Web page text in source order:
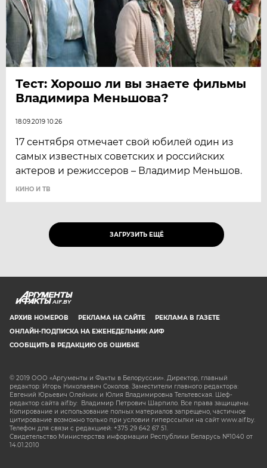
Тест: Хорошо ли вы знаете фильмы
Владимира Меньшова?
18.09.2019 10:26
17 сентября отмечает свой юбилей один из
самых известных советских и российских
актеров и режиссеров – Владимир Меньшов.
КИНО И ТВ
ЗАГРУЗИТЬ ЕЩЁ
AIF.BY
АРХИВ НОМЕРОВ РЕКЛАМА НА САЙТЕ
РЕКЛАМА В ГАЗЕТЕ
ОНЛАЙН-ПОДПИСКА НА ЕЖЕНЕДЕЛЬНИК АИФ
СООБЩИТЬ В РЕДАКЦИЮ ОБ ОШИБКЕ
© 2019 ООО «Аргументы и Факты в Белоруссии». Директор, главный
редактор: Игорь Николаевич Соколов. Заместители главного редактора:
Евгений Юрьевич Олейник и Юлия Владимировна Тельтевская. Шеф-
редактор сайта aif.by: Владимир Петрович Шарпило. Все права защищены.
Копирование и использование полных материалов запрещено, частичное
цитирование возможно только при условии гиперссылки на сайт www.aif.by.
Телефон для связи с редакцией: +375 29 642 67 51.
Свидетельство Министерства информации Республики Беларусь №1040 от
14.01.2010